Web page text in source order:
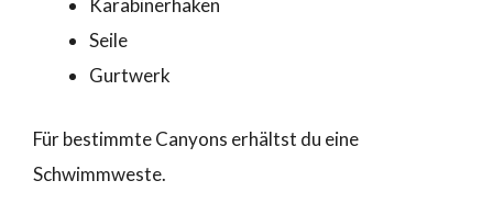
Karabinerhaken
Seile
Gurtwerk
Für bestimmte Canyons erhältst du eine
Schwimmweste.